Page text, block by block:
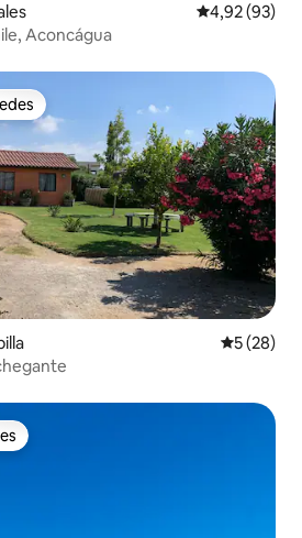
4,92 de uma
4,92 (93)
Aconcágua
dos hóspedes
5 de uma
5 (28)